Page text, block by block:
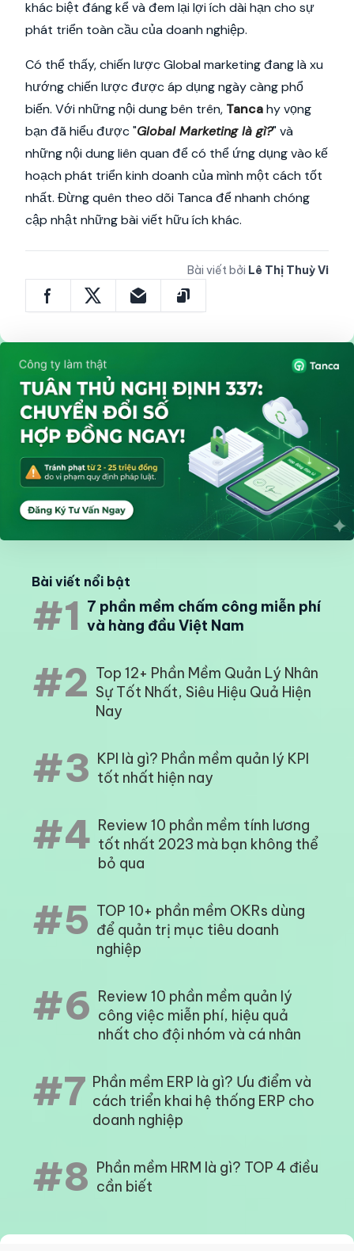
khác biệt đáng kể và đem lại lợi ích dài hạn cho sự
phát triển toàn cầu của doanh nghiệp.
Có thể thấy, chiến lược Global marketing đang là xu
hướng chiến lược được áp dụng ngày càng phổ
biến. Với những nội dung bên trên, Tancahy vọng
bạn đã hiểu được "Global Marketing là gì?" và
những nội dung liên quan để có thể ứng dụng vào kế
hoạch phát triển kinh doanh của mình một cách tốt
nhất. Đừng quên theo dõi Tanca để nhanh chóng
cập nhật những bài viết hữu ích khác.
Bài viết bởi Lê Thị Thuỳ Vi
Bài viết nổi bật
#1 7 phần mềm chấm công miễn phí
và hàng đầu Việt Nam
#2 Top 12+ Phần Mềm Quản Lý Nhân
Sự Tốt Nhất, Siêu Hiệu Quả Hiện
Nay
#3 KPI là gì? Phần mềm quản lý KPI
tốt nhất hiện nay
#4 Review 10 phần mềm tính lương
tốt nhất 2023 mà bạn không thể
bỏ qua
#5 TOP 10+ phần mềm OKRs dùng
để quản trị mục tiêu doanh
nghiệp
#6 Review 10 phần mềm quản lý
công việc miễn phí, hiệu quả
nhất cho đội nhóm và cá nhân
#7 Phần mềm ERP là gì? Ưu điểm và
cách triển khai hệ thống ERP cho
doanh nghiệp
#8 Phần mềm HRM là gì? TOP 4 điều
cần biết